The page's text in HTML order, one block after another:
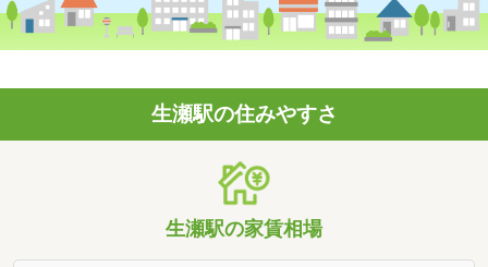
生瀬駅の住みやすさ
生瀬駅の家賃相場